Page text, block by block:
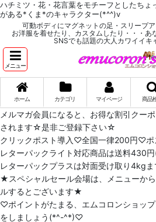
ハチミツ・花・花言葉をモチーフとしたちょ
がある*くま*のキャラクター(*^^)v
可動ボディにマグネットの足・スリープ
お洋服を着せたり、カスタムしたり・・・あ
SNSでも話題の大人カワイイキ
メニュー
ホーム カテゴリ マイページ 商品
メルマガ会員になると、お得な割引クー
されます☆是非ご登録下さい☆
クリックポスト導入♡全国一律200円♡ポ
レターパックライト対応商品は送料430
レターパックプラスは対面受け取り4kg
★スペシャルセール会場は、メニューか
ルするとございます★
♡ポイントがたまる、エムコロンショッ
をしましょう(*^-^*)♡